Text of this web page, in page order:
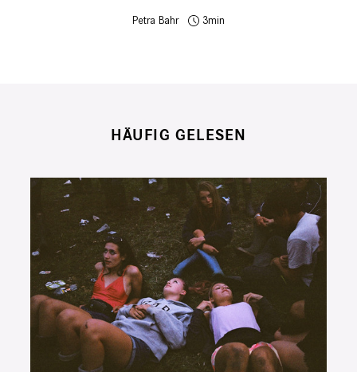
Petra Bahr 3
HÄUFIG GELESEN